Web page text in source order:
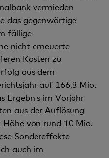
vermieden
das gegenwärtige
fällige
nicht erneuerte
Kosten zu
aus dem
auf 166,8 Mio.
Ergebnis im Vorjahr
aus der Auflösung
von rund 10 Mio.
Sondereffekte
auch im